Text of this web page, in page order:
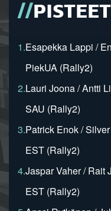
1.Esapekka Lappi /
PiekUA (Rally2)
2.Lauri Joona / Antti
SAU (Rally2)
3.Patrick Enok /
EST (Rally2)
4.Jaspar Vaher / Rait
EST (Rally2)